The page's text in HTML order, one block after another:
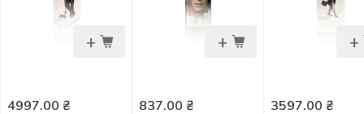
+
4997.00 ₴
+
837.00 ₴
+
3597.00 ₴